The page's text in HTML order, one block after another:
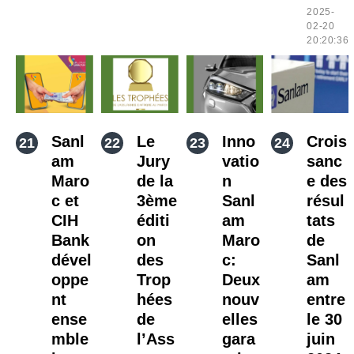
2025-
02-20
20:20:36
Sanl
am
Maro
c et
CIH
Bank
dével
oppe
nt
ense
mble
Le
Jury
de la
3ème
éditi
on
des
Trop
hées
de
l’Ass
Inno
vatio
n
Sanl
am
Maro
c:
Deux
nouv
elles
gara
Crois
sanc
e des
résul
tats
de
Sanl
am
entre
le 30
juin